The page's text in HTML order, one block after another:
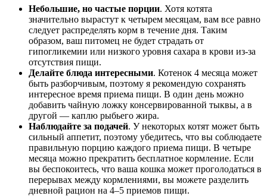
Небольшие, но частые порции. Хотя котята
значительно вырастут к четырем месяцам, вам все равно
следует распределять корм в течение дня. Таким
образом, ваш питомец не будет страдать от
гипогликемии или низкого уровня сахара в крови из-за
отсутствия пищи.
Делайте блюда интересными. Котенок 4 месяца может
быть разборчивым, поэтому я рекомендую сохранять
интересное время приема пищи. В один день можно
добавить чайную ложку консервированной тыквы, а в
другой — каплю рыбьего жира.
Наблюдайте за подачей. У некоторых котят может быть
сильный аппетит, поэтому убедитесь, что вы соблюдаете
правильную порцию каждого приема пищи. В четыре
месяца можно прекратить бесплатное кормление. Если
вы беспокоитесь, что ваша кошка может проголодаться в
перерывах между кормлениями, вы можете разделить
дневной рацион на 4–5 приемов пищи.